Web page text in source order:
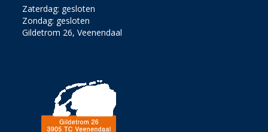
Zaterdag: gesloten
Zondag: gesloten
Gildetrom 26, Veenendaal